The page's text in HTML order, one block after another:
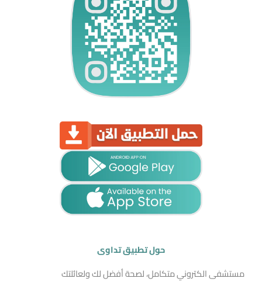
حول تطبيق تداوي
مستشفى الكتروني متكامل، لصحة أفضل لك ولعائلتك